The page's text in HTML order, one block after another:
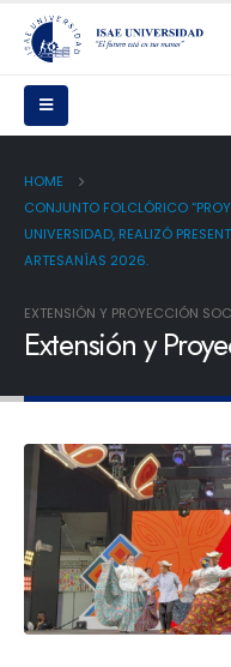
HOME
CONJUNTO FOLCLÓRICO
UNIVERSIDAD, REALIZÓ
ARTESANÍAS 2026.
EXTENSIÓN Y PROYECCIÓN
Extensión y